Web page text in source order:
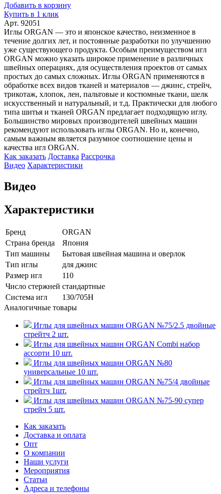
Добавить в корзину
Купить в 1 клик
Арт. 92051
Иглы ORGAN — это и японское качество, неизменное в
течение долгих лет, и постоянные разработки по улучшению
уже существующего продукта. Особым преимуществом игл
ORGAN можно указать широкое применение в различных
швейных операциях, для осуществления проектов от самых
простых до самых сложных. Иглы ORGAN применяются в
обработке всех видов тканей и материалов — джинс, стрейч,
трикотаж, хлопок, лен, пальтовые и костюмные ткани, шелк
искусственный и натуральный, и т.д. Практически для любого
типа шитья и тканей ORGAN предлагает подходящую иглу.
Большинство мировых производителей швейных машин
рекомендуют использовать иглы ORGAN. Но и, конечно,
самым важным является разумное соотношение цены и
качества игл ORGAN.
Как заказать Доставка Рассрочка
Видео Характеристики
Видео
Характеристики
Бренд
ORGAN
Страна бренда
Япония
Тип машины
Бытовая швейная машина и оверлок
Тип иглы
для джинс
Размер игл
110
Число стержней стандартные
Система игл
130/705H
Аналогичные товары
Иглы для швейных машин ORGAN №75/2.5 двойные
стрейтч 2 шт.
Иглы для швейных машин ORGAN Combi набор
ассорти 10 шт.
Иглы для швейных машин ORGAN №80
универсальные 10 шт.
Иглы для швейных машин ORGAN №75/4 двойные
стрейтч 1шт.
Иглы для швейных машин ORGAN №75-90 супер
стрейч 5 шт.
Как заказать
Доставка и оплата
Опт
О компании
Наши услуги
Мероприятия
Статьи
Адреса и телефоны